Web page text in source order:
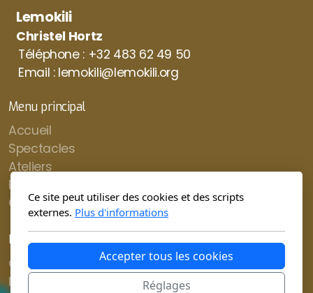
Lemokili
Christel Hortz
Téléphone : +32 483 62 49 50
Email : lemokili@lemokili.org
Menu principal
Accueil
Spectacles
Ateliers
Formations
Contact
Légal
Conditions d'utilisation
Politique de confidentialité
Ce site peut utiliser des cookies et des scripts
externes. Plus d'informations
Accepter tous les cookies
Réglages